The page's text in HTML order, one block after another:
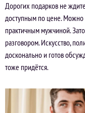
Дорогих подарков не
доступным по цене. Можно
практичным мужчиной.
разговором. Искусство,
досконально и готов
тоже придётся.